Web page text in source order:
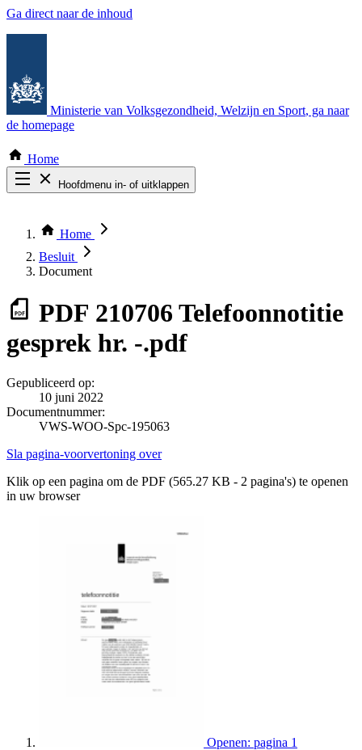
Ga direct naar de inhoud
Ministerie van Volksgezondheid, Welzijn en Sport, ga naar
de homepage
Home
Hoofdmenu in- of uitklappen
Thema COVID-19
Bekijk per bestuursorgaan
Home
Besluit
Document
PDF 210706 Telefoonnotitie
gesprek hr. -.pdf
Gepubliceerd op:
10 juni 2022
Documentnummer:
VWS-WOO-Spc-195063
Sla pagina-voorvertoning over
Klik op een pagina om de PDF (565.27 KB - 2 pagina's) te openen
in uw browser
Openen: pagina 1